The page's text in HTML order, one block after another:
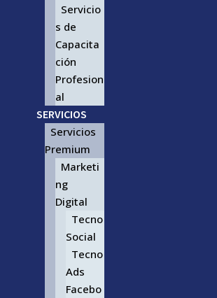
Servicio
s de
Capacita
ción
Profesion
al
SERVICIOS
Servicios
Premium
Marketi
ng
Digital
Tecno
Social
Tecno
Ads
Facebo